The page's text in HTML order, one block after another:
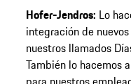
Hofer-Jendros: Lo
integración de
nuestros llamados
También lo hacemos